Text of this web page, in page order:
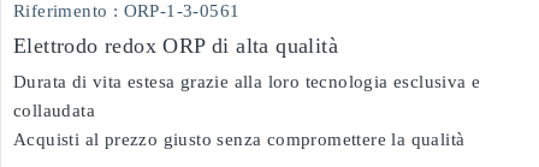
Riferimento : ORP-1-3-0561
Elettrodo redox ORP di alta qualità
Durata di vita estesa grazie alla loro tecnologia esclusiva e
collaudata
Acquisti al prezzo giusto senza compromettere la qualità